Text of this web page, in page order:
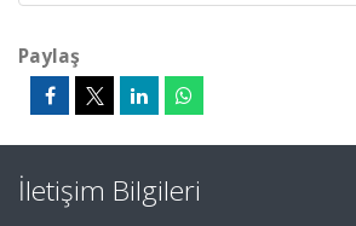
Paylaş
İletişim Bilgileri